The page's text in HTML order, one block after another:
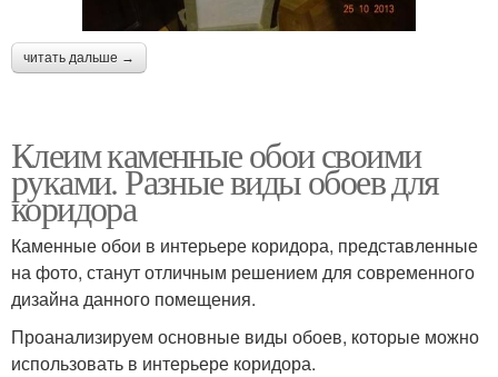
читать дальше →
Клеим каменные обои своими
руками. Разные виды обоев для
коридора
Каменные обои в интерьере коридора, представленные
на фото, станут отличным решением для современного
дизайна данного помещения.
Проанализируем основные виды обоев, которые можно
использовать в интерьере коридора.